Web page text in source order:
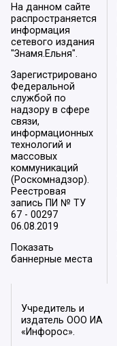
На данном сайте
распространяется
информация
сетевого издания
"Знамя.Ельня".
Зарегистрировано
Федеральной
службой по
надзору в сфере
связи,
информационных
технологий и
массовых
коммуникаций
(Роскомнадзор).
Реестровая
запись ПИ № ТУ
67 - 00297
06.08.2019
Показать
баннерные места
Учредитель и
издатель ООО ИА
«Инфорос».